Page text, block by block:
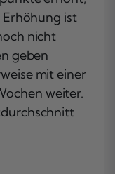
Erhöhung ist
nicht
geben
mit einer
weiter.